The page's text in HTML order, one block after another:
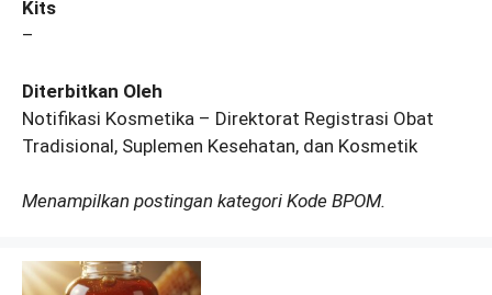
Kits
–
Diterbitkan Oleh
Notifikasi Kosmetika – Direktorat Registrasi Obat
Tradisional, Suplemen Kesehatan, dan Kosmetik
Menampilkan postingan kategori Kode BPOM.